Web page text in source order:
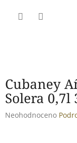
Cubaney
Solera 0,7l
Průměrné
Neohodnoceno